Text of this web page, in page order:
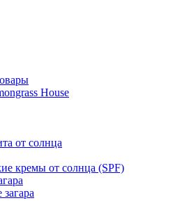
House
от солнца
кремы от солнца (SPF)